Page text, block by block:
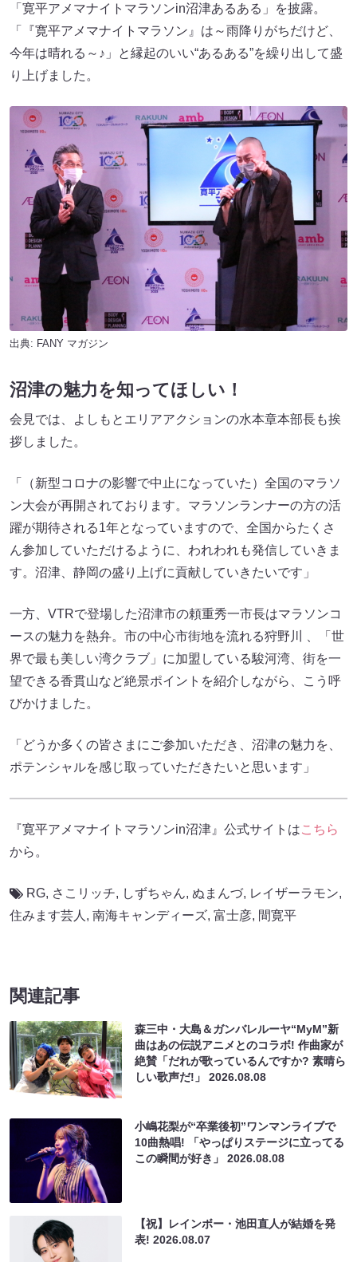
「寛平アメマナイトマラソンin沼津あるある」を披露。
「『寛平アメマナイトマラソン』は～雨降りがちだけど、
今年は晴れる～♪」と縁起のいい“あるある”を繰り出して盛
り上げました。
出典: FANY マガジン
沼津の魅力を知ってほしい！
会見では、よしもとエリアアクションの水本章本部長も挨
拶しました。
「（新型コロナの影響で中止になっていた）全国のマラソ
ン大会が再開されております。マラソンランナーの方の活
躍が期待される1年となっていますので、全国からたくさ
ん参加していただけるように、われわれも発信していきま
す。沼津、静岡の盛り上げに貢献していきたいです」
一方、VTRで登場した沼津市の頼重秀一市長はマラソンコ
ースの魅力を熱弁。市の中心市街地を流れる狩野川 、「世
界で最も美しい湾クラブ」に加盟している駿河湾、街を一
望できる香貫山など絶景ポイントを紹介しながら、こう呼
びかけました。
「どうか多くの皆さまにご参加いただき、沼津の魅力を、
ポテンシャルを感じ取っていただきたいと思います」
『寛平アメマナイトマラソンin沼津』公式サイトはこちら
から。
RG, さこリッチ, しずちゃん, ぬまんづ, レイザーラモン,
住みます芸人 , 南海キャンディーズ, 富士彦, 間寛平
関連記事
森三中・大島＆ガンバレルーヤ“MyM”新
曲はあの伝説アニメとのコラボ! 作曲家が
絶賛「だれが歌っているんですか? 素晴ら
しい歌声だ!」2026.08.08
小嶋花梨が“卒業後初”ワンマンライブで
10曲熱唱! 「やっぱりステージに立ってる
この瞬間が好き」2026.08.08
【祝】レインボー・池田直人が結婚を発
表!2026.08.07